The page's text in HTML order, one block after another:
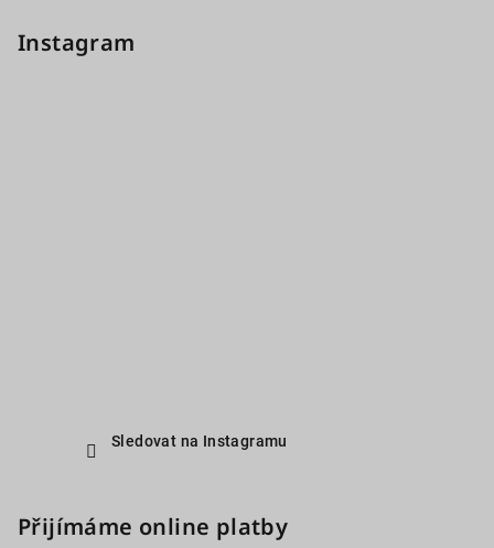
Instagram
Sledovat na Instagramu
Přijímáme online platby